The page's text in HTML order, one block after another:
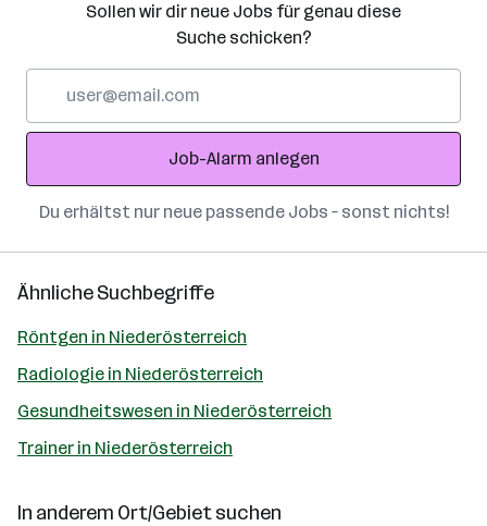
Sollen wir dir neue Jobs für genau diese
Suche schicken?
Adresse
Job-Alarm anlegen
Du erhältst nur neue passende Jobs – sonst nichts!
Ähnliche Suchbegriffe
Röntgen in Niederösterreich
Radiologie in Niederösterreich
Gesundheitswesen in Niederösterreich
Trainer in Niederösterreich
In anderem Ort/Gebiet suchen